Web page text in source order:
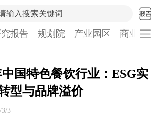
输入搜索关键词
报告 规划院 产业园区 商业计
中国特色餐饮行业：ESG实
型与品牌溢价
3/3